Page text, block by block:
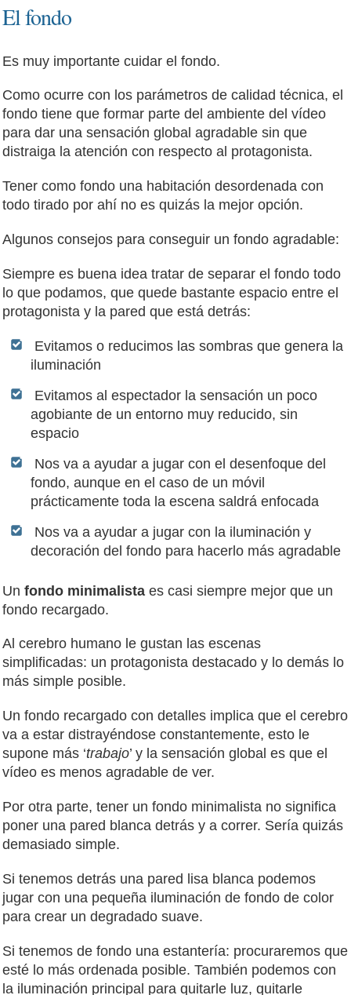
El fondo
Es muy importante cuidar el fondo.
Como ocurre con los parámetros de calidad técnica, el
fondo tiene que formar parte del ambiente del vídeo
para dar una sensación global agradable sin que
distraiga la atención con respecto al protagonista.
Tener como fondo una habitación desordenada con
todo tirado por ahí no es quizás la mejor opción.
Algunos consejos para conseguir un fondo agradable:
Siempre es buena idea tratar de separar el fondo todo
lo que podamos, que quede bastante espacio entre el
protagonista y la pared que está detrás:
Evitamos o reducimos las sombras que genera la
iluminación
Evitamos al espectador la sensación un poco
agobiante de un entorno muy reducido, sin
espacio
Nos va a ayudar a jugar con el desenfoque del
fondo, aunque en el caso de un móvil
prácticamente toda la escena saldrá enfocada
Nos va a ayudar a jugar con la iluminación y
decoración del fondo para hacerlo más agradable
Unfondo minimalista es casi siempre mejor que un
fondo recargado.
Al cerebro humano le gustan las escenas
simplificadas: un protagonista destacado y lo demás lo
más simple posible.
Un fondo recargado con detalles implica que el cerebro
va a estar distrayéndose constantemente, esto le
supone más ‘trabajo’ y la sensación global es que el
vídeo es menos agradable de ver.
Por otra parte, tener un fondo minimalista no significa
poner una pared blanca detrás y a correr. Sería quizás
demasiado simple.
Si tenemos detrás una pared lisa blanca podemos
jugar con una pequeña iluminación de fondo de color
para crear un degradado suave.
Si tenemos de fondo una estantería: procuraremos que
esté lo más ordenada posible. También podemos con
la iluminación principal para quitarle luz, quitarle